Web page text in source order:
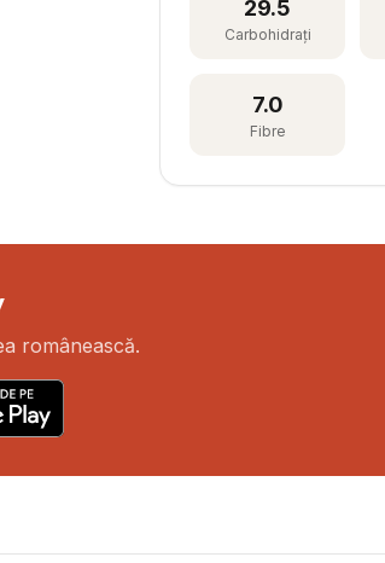
29.5
Carbohidrați
7.0
Fibre
românească.